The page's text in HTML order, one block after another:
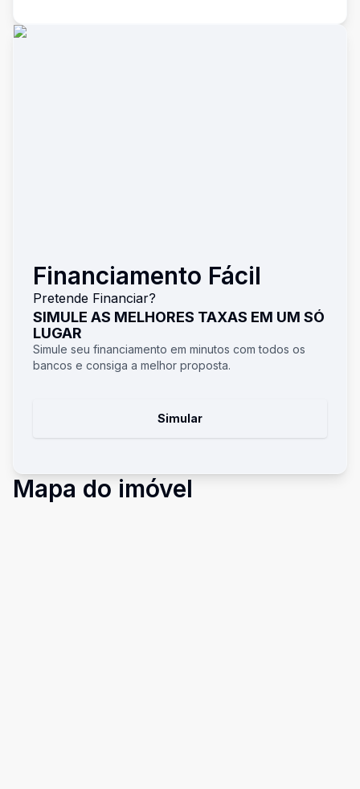
Financiamento Fácil
Pretende Financiar?
SIMULE AS MELHORES TAXAS EM UM SÓ
LUGAR
Simule seu financiamento em minutos com todos os
bancos e consiga a melhor proposta.
Simular
Mapa do imóvel